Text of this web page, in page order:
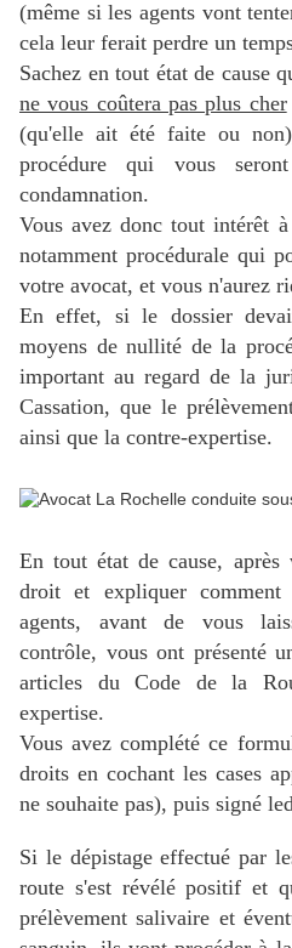
(même si les agents vont
cela leur ferait perdre un
Sachez en tout état de cause
ne vous coûtera pas plus cher
(qu'elle ait été faite ou
procédure qui vous
condamnation.
Vous avez donc tout intérêt
notamment procédurale qui
votre avocat, et vous n'aurez
En effet, si le dossier
moyens de nullité de la
important au regard de la
Cassation, que le
ainsi que la contre-expertise.
En tout état de cause,
droit et expliquer
agents, avant de vous
contrôle, vous ont présenté
articles du Code de la
expertise.
Vous avez complété ce
droits en cochant les cases
ne souhaite pas), puis signé
Si le dépistage effectué par
route s'est révélé positif et
prélèvement salivaire et